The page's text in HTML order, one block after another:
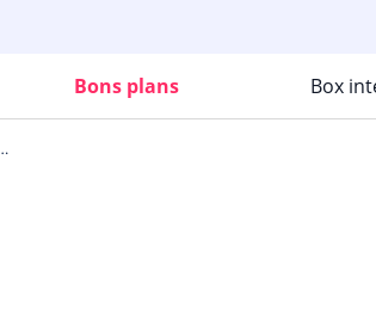
Bons plans Box
gagnants à moins de 20€ les 210 Go !